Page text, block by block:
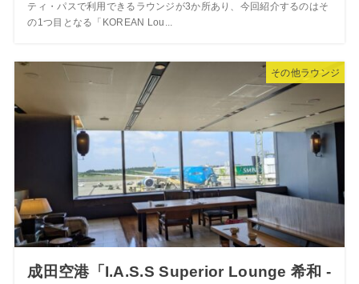
ティ・パスで利用できるラウンジが3か所あり、今回紹介するのはそ
の1つ目となる「KOREAN Lou...
その他ラウンジ
成田空港「I.A.S.S Superior Lounge 希和 -